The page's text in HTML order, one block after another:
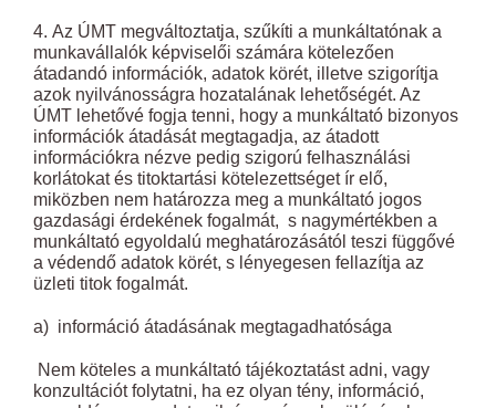
4. Az ÚMT megváltoztatja, szűkíti a munkáltatónak a
munkavállalók képviselői számára kötelezően
átadandó információk, adatok körét, illetve szigorítja
azok nyilvánosságra hozatalának lehetőségét. Az
ÚMT lehetővé fogja tenni, hogy a munkáltató bizonyos
információk átadását megtagadja, az átadott
információkra nézve pedig szigorú felhasználási
korlátokat és titoktartási kötelezettséget ír elő,
miközben nem határozza meg a munkáltató jogos
gazdasági érdekének fogalmát, s nagymértékben a
munkáltató egyoldalú meghatározásától teszi függővé
a védendő adatok körét, s lényegesen fellazítja az
üzleti titok fogalmát.
a) információ átadásának megtagadhatósága
Nem köteles a munkáltató tájékoztatást adni, vagy
konzultációt folytatni, ha ez olyan tény, információ,